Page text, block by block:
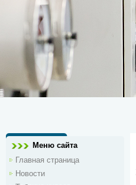
Меню сайта
Главная страница
Новости